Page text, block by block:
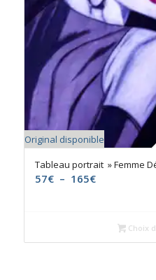
Original disponible
Tableau portrait » Femme
57€ – 165€Plage
à
Choix